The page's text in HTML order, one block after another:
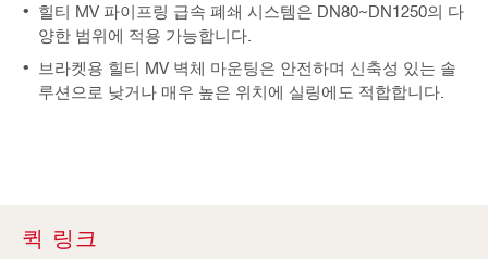
힐티 MV 파이프링 급속 폐쇄 시스템은 DN80~DN1250의 다
양한 범위에 적용 가능합니다.
브라켓용 힐티 MV 벽체 마운팅은 안전하며 신축성 있는 솔
루션으로 낮거나 매우 높은 위치에 실링에도 적합합니다.
퀵 링크